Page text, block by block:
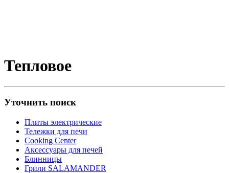
Тепловое
Уточнить поиск
Плиты электрические
Тележки для печи
Cooking Center
Аксессуары для печей
Блинницы
Грили SALAMANDER